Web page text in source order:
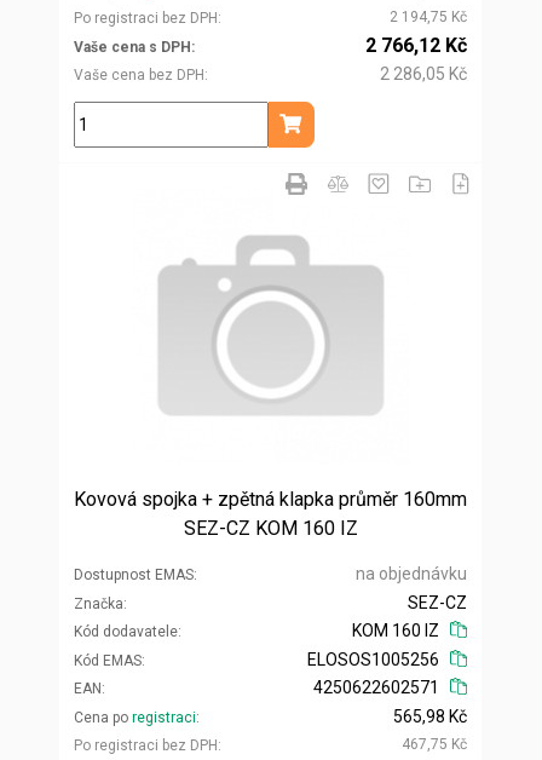
Po registraci bez DPH
2 194,75 Kč
Vaše cena s DPH
Vaše cena bez DPH
2 766,12 Kč
2 286,05 Kč
ks
Přidat do košíku
Kovová spojka + zpětná klapka průměr 160mm
SEZ-CZ KOM 160 IZ
Dostupnost EMAS na objednávku
Značka
Kód dodavatele
SEZ-CZ
KOM 160 IZ
Kód EMAS
EAN
ELOSOS1005256
4250622602571
Cena po registraci
Po registraci bez DPH
565,98 Kč
467,75 Kč